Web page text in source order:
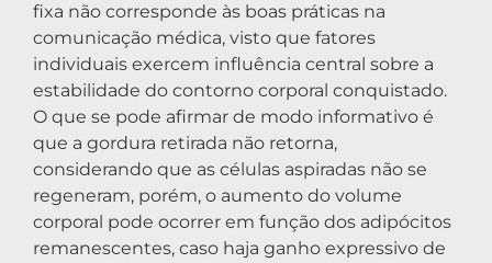
fixa não corresponde às boas práticas na
comunicação médica, visto que fatores
individuais exercem influência central sobre a
estabilidade do contorno corporal conquistado.
O que se pode afirmar de modo informativo é
que a gordura retirada não retorna,
considerando que as células aspiradas não se
regeneram, porém, o aumento do volume
corporal pode ocorrer em função dos adipócitos
remanescentes, caso haja ganho expressivo de